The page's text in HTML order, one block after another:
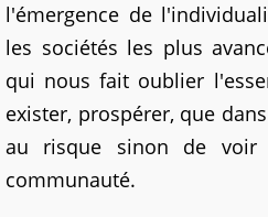
l'émergence de
les sociétés les plus
qui nous fait oublier
exister, prospérer, que
au risque sinon de
communauté.